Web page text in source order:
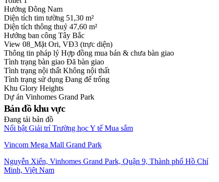
Hướng Đông Nam
Diện tích tim tường 51,30 m²
Diện tích thông thuỷ 47,60 m²
Hướng ban công Tây Bắc
View 08_Mặt Ori, VĐ3 (trực diện)
Thông tin pháp lý Hợp đồng mua bán & chưa bàn giao
Tình trạng bàn giao Đã bàn giao
Tình trạng nội thất Không nội thất
Tình trạng sử dụng Đang để trống
Khu Glory Heights
Dự án Vinhomes Grand Park
Bản đồ khu vực
Đang tải bản đồ
Nổi bật Giải trí Trường họcY tế Mua sắm
Vincom Mega Mall Grand Park
Nguyễn Xiển, Vinhomes Grand Park, Quận 9, Thành phố Hồ Chí
Minh, Việt Nam